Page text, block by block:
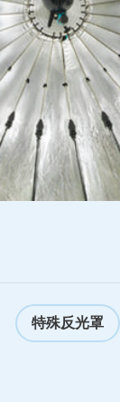
特殊反光罩